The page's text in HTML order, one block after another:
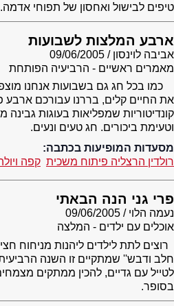
טיפים לבישול ואחסון של תפוחי אדמה.
ארבע המלצות לשבועות
אביבה לוינסון
09/06/2005
מאמרים ראשיים - הרביעיה הפותחת
כמו בכל חג גם בשבועות אנחנו
את החיים קלים, בררנו עבורכם ארבע
קונדיטוריות שמפליאות בעוגות גבינה
וטעימת ביכורים. חג טעים ונעים.
מסעדות המופיעות בכתבה:
רולדין הרצליה פיתוח משכית קפה
פרי גני הנה הבאתי
נעמה הלוי
09/06/2005
אוכלים עם ילדים - המלצה
רוצים לתת לילדים ליהנות מניחוח
חלב ודבש'' שמתקיים זו השנה
לטייל עם גדיים, להכין ממתקים
בסופר.